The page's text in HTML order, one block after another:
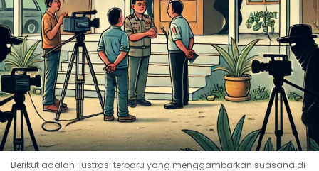
Berikut adalah ilustrasi terbaru yang menggambarkan suasana di